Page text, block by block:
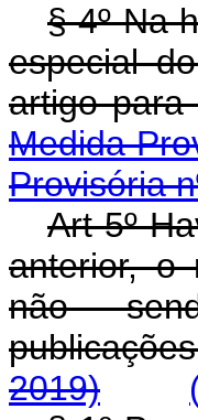
§ 4º Na
especial
artigo para
Medida
Provisória
Art 5º
anterior, o
não
2019)